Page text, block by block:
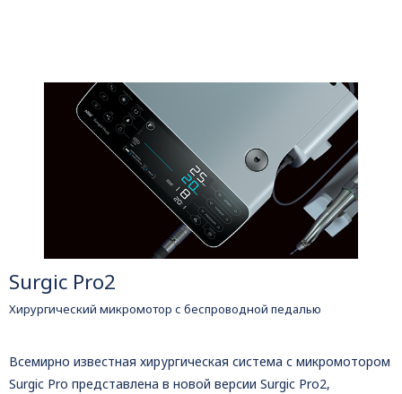
Surgic Pro2
Хирургический микромотор с беспроводной педалью
Всемирно известная хирургическая система с микромотором
Surgic Pro представлена в новой версии Surgic Pro2,